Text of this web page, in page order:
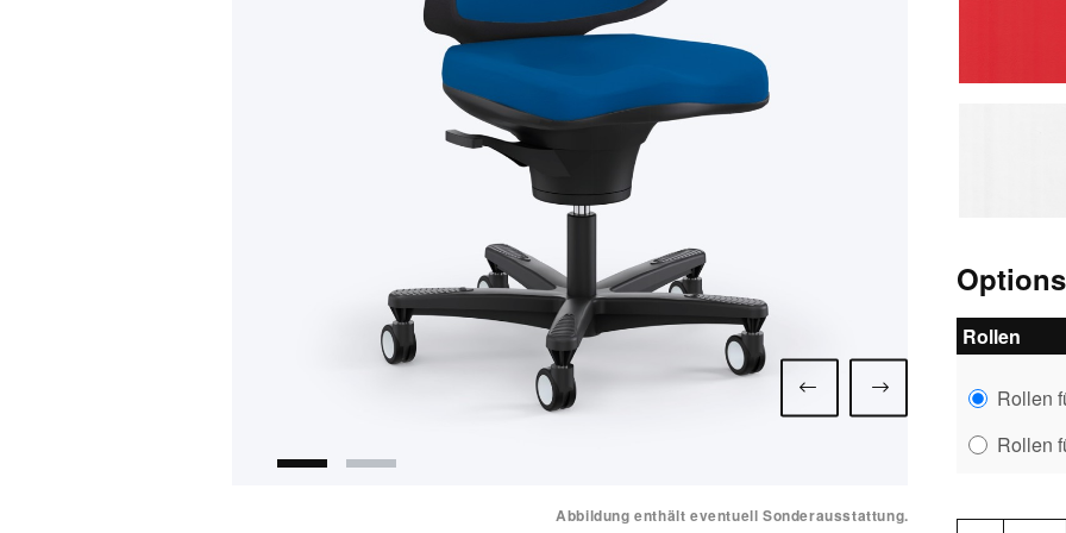
Abbildung enthält eventuell Sonderausstattung.
Rollen
Rollen
Rollen